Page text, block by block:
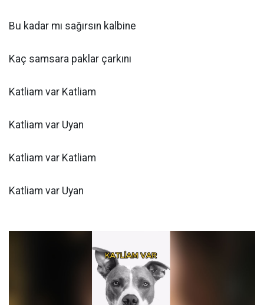
Bu kadar mı sağırsın kalbine
Kaç samsara paklar çarkını
Katliam var Katliam
Katliam var Uyan
Katliam var Katliam
Katliam var Uyan